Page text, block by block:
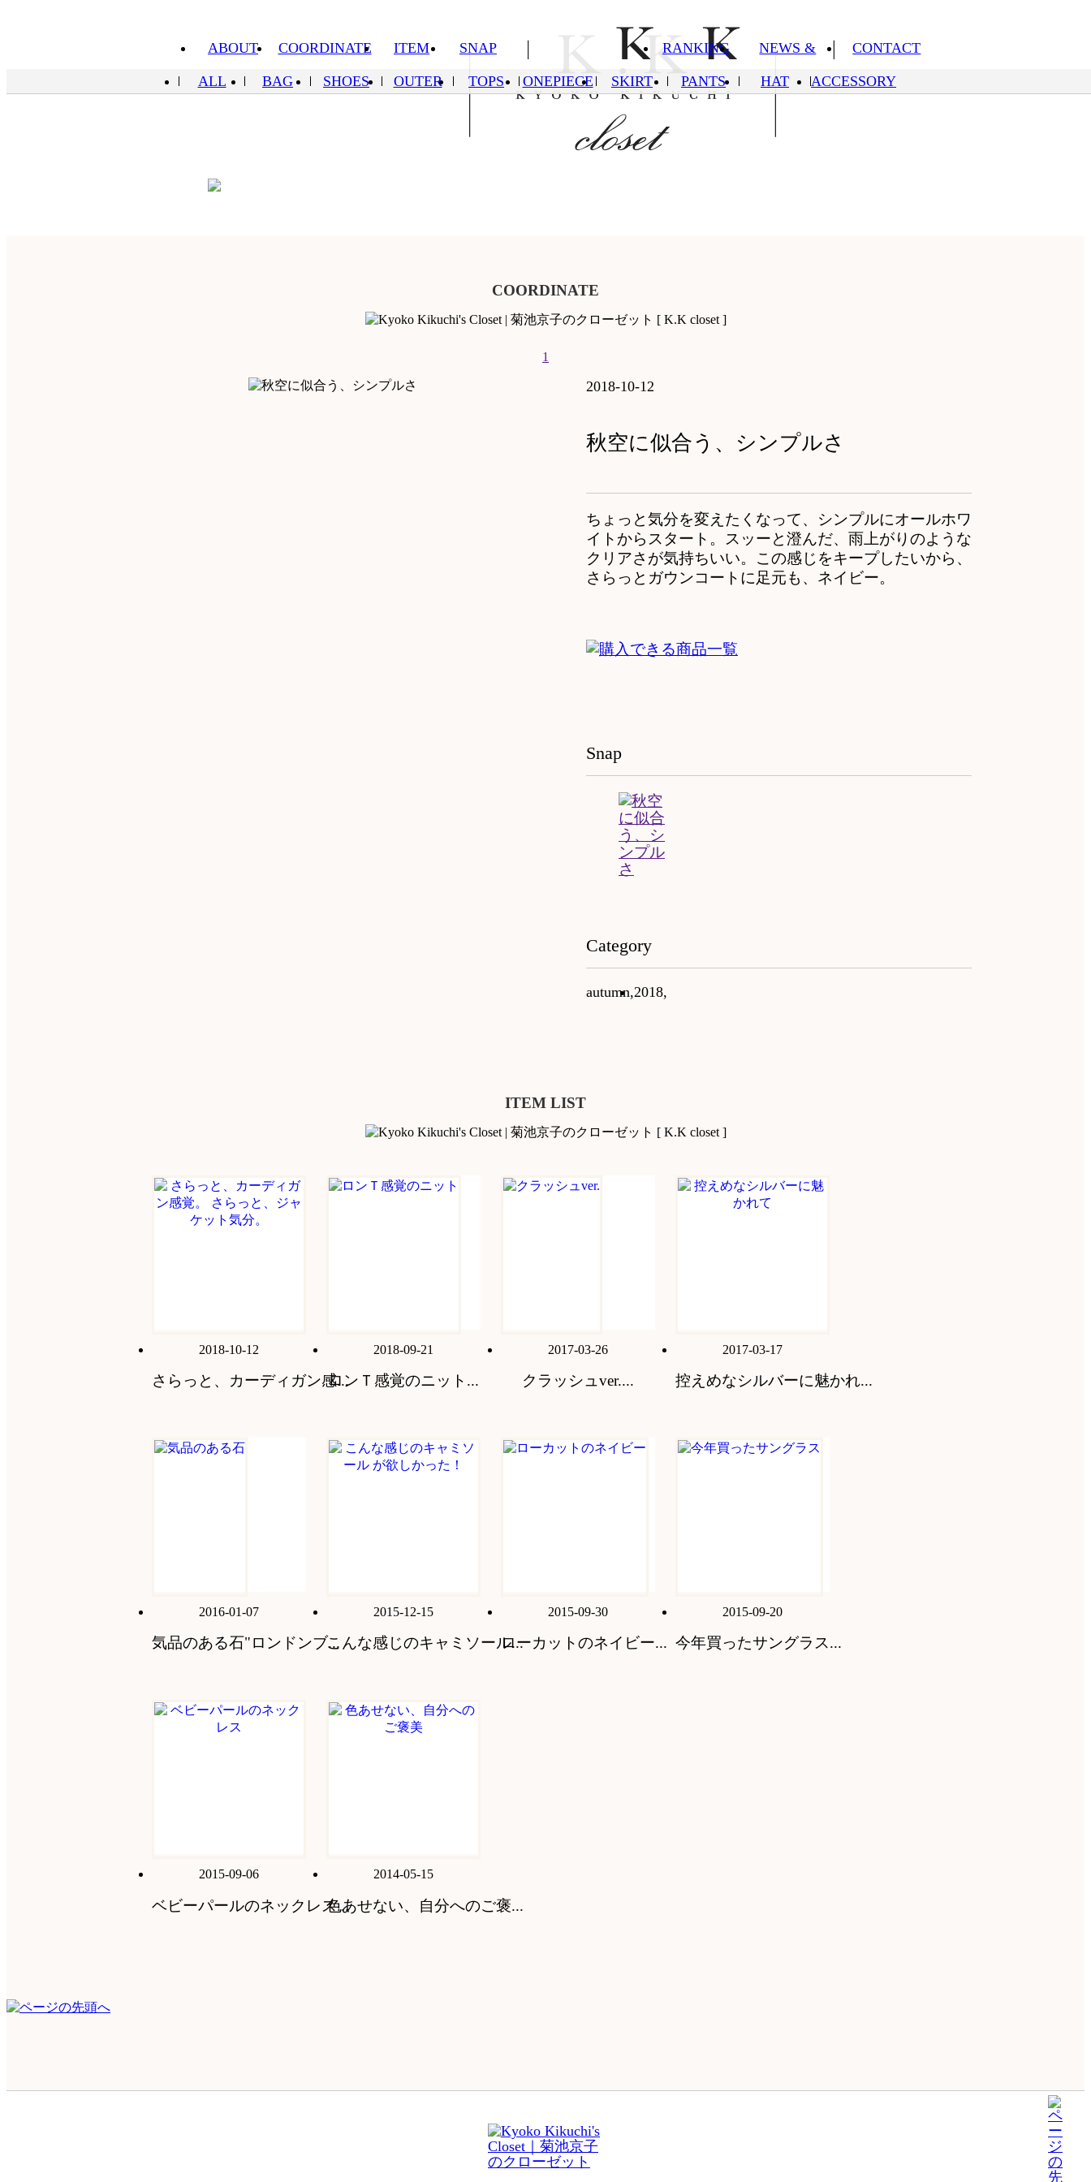
ABOUT COORDINATE ITEM SNAP RANKING NEWS &
TOPICS
CONTACT
SHOPPING
ALL BAG SHOES OUTER TOPS ONEPIECE SKIRT PANTS HAT
ACCESSORY
OTHERS
COORDINATE
1
2018-10-12
秋空に似合う、シンプルさ
ちょっと気分を変えたくなって、シンプルにオールホワ
イトからスタート。スッーと澄んだ、雨上がりのような
クリアさが気持ちいい。この感じをキープしたいから、
さらっとガウンコートに足元も、ネイビー。
Snap
Category
autumn,2018,
ITEM LIST
2018-10-12
さらっと、カーディガン感...
2018-09-21
ロンＴ感覚のニット...
2017-03-26
クラッシュver....
2017-03-17
控えめなシルバーに魅かれ...
2016-01-07
気品のある石"ロンドンブ...
2015-12-15
こんな感じのキャミソール...
2015-09-30
ローカットのネイビー...
2015-09-20
今年買ったサングラス...
2015-09-06
ベビーパールのネックレス...
2014-05-15
色あせない、自分へのご褒...